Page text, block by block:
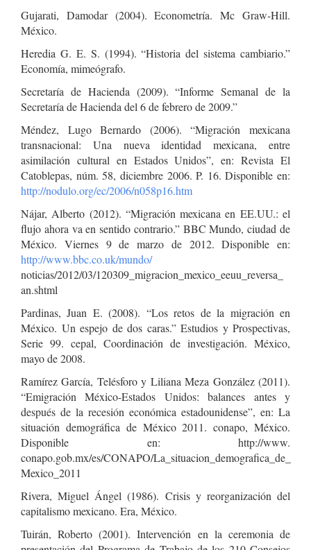
Gujarati, Damodar (2004). Econometría. Mc Graw-Hill.
México.
Heredia G. E. S. (1994). “Historia del sistema cambiario.”
Economía, mimeógrafo.
Secretaría de Hacienda (2009). “Informe Semanal de la
Secretaría de Hacienda del 6 de febrero de 2009.”
Méndez, Lugo Bernardo (2006). “Migración mexicana
transnacional: Una nueva identidad mexicana, entre
asimilación cultural en Estados Unidos”, en: Revista El
Catoblepas, núm. 58, diciembre 2006. P. 16. Disponible en:
http://nodulo.org/ec/2006/n058p16.htm
Nájar, Alberto (2012). “Migración mexicana en EE.UU.: el
flujo ahora va en sentido contrario.” BBC Mundo, ciudad de
México. Viernes 9 de marzo de 2012. Disponible en:
http://www.bbc.co.uk/mundo/
noticias/2012/03/120309_migracion_mexico_eeuu_reversa_
an.shtml
Pardinas, Juan E. (2008). “Los retos de la migración en
México. Un espejo de dos caras.” Estudios y Prospectivas,
Serie 99. cepal, Coordinación de investigación. México,
mayo de 2008.
Ramírez García, Telésforo y Liliana Meza González (2011).
“Emigración México-Estados Unidos: balances antes y
después de la recesión económica estadounidense”, en: La
situación demográfica de México 2011. conapo, México.
Disponible en: http://www.
conapo.gob.mx/es/CONAPO/La_situacion_demografica_de_
Mexico_2011
Rivera, Miguel Ángel (1986). Crisis y reorganización del
capitalismo mexicano. Era, México.
Tuirán, Roberto (2001). Intervención en la ceremonia de